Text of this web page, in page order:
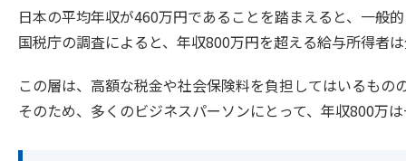
日本の平均年収が460万円であることを踏まえると、一般
国税庁の調査によると、年収800万円を超える給与所得者
この層は、高額な税金や社会保険料を負担してはいるも
そのため、多くのビジネスパーソンにとって、年収800万